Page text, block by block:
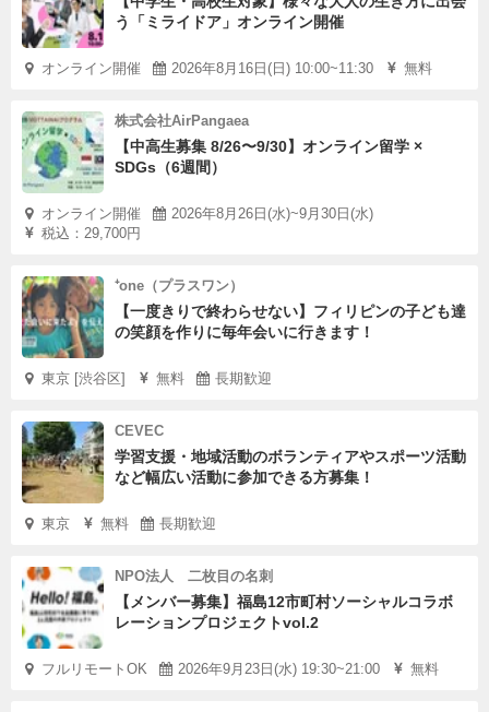
う「ミライドア」オンライン開催
オンライン開催 2026年8月16日(日) 10:00~11:30 無料
株式会社AirPangaea
【中高生募集 8/26〜9/30】オンライン留学 ×
SDGs（6週間）
オンライン開催
2026年8月26日(水)~9月30日(水)
税込：29,700円
⁺one（プラスワン）
【一度きりで終わらせない】フィリピンの子ども達
の笑顔を作りに毎年会いに行きます！
東京 [渋谷区] 無料 長期歓迎
CEVEC
学習支援・地域活動のボランティアやスポーツ活動
など幅広い活動に参加できる方募集！
東京 無料 長期歓迎
NPO法人 二枚目の名刺
【メンバー募集】福島12市町村ソーシャルコラボ
レーションプロジェクトvol.2
フルリモートOK 2026年9月23日(水) 19:30~21:00 無料